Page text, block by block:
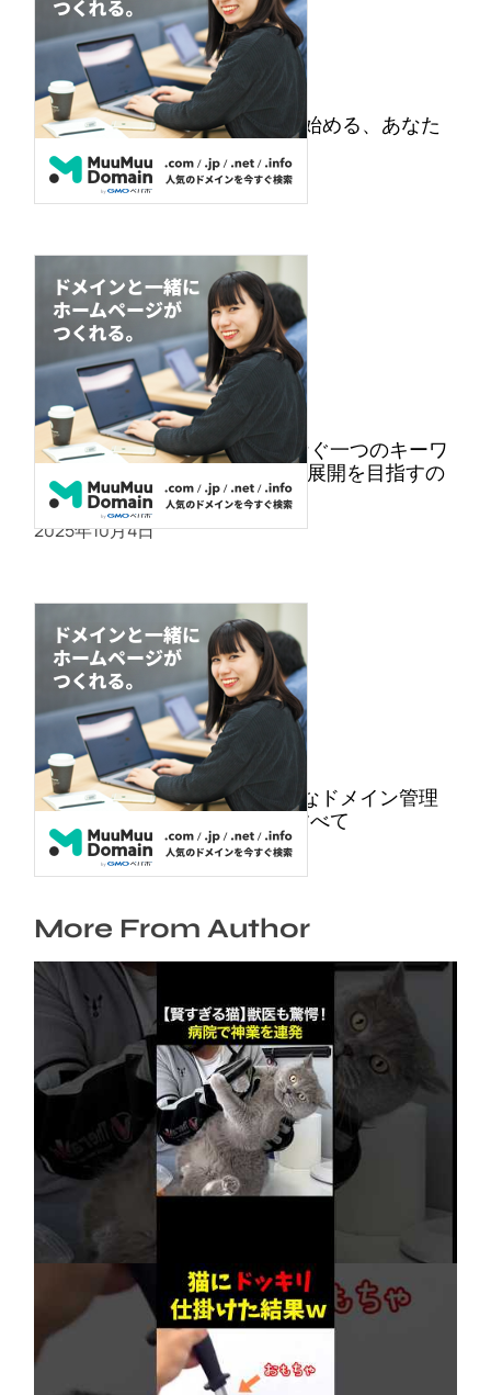
ムームードメイン初回0円から始める、あなた
2025年10月7日
ムームードメイン・世界をつなぐ一つのキーワ
ード、”.online”。グローバルな展開を目指すの
にピッタリ！
2025年10月4日
ムームードメイン: 安心・安全なドメイン管理
を手助けするオースコードのすべて
2025年9月28日
More From Author
【賢すぎる猫】獣医も驚愕！病院で神業を連発
2026年8月6日